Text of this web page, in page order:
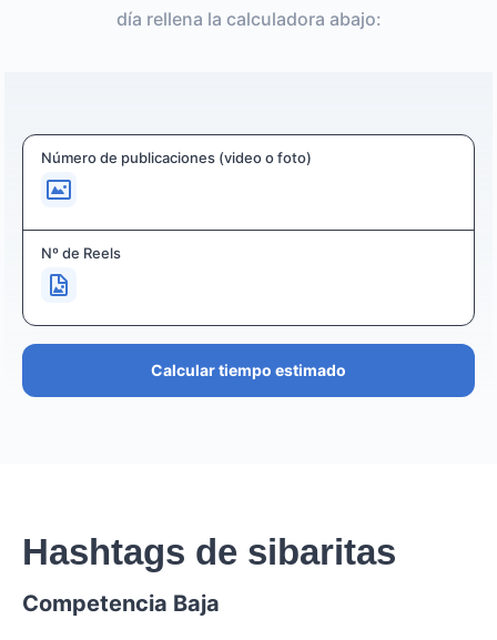
día rellena la calculadora abajo:
Número de publicaciones (video o foto)
Nº de Reels
Calcular tiempo estimado
Hashtags de sibaritas
Competencia Baja